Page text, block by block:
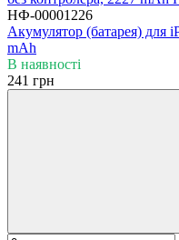
НФ-00001226
Акумулятор (батарея) для
mAh
В наявності
241 грн